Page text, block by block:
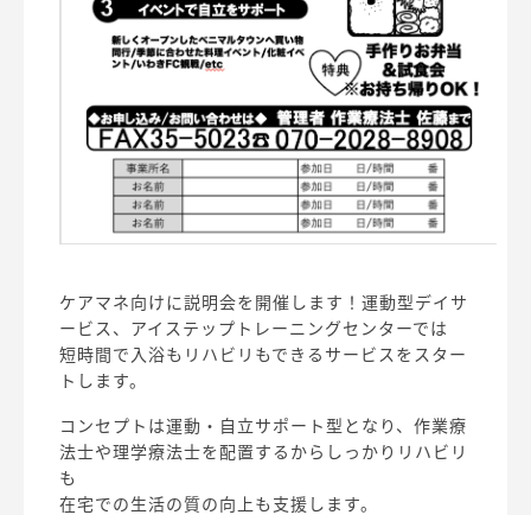
ケアマネ向けに説明会を開催します！運動型デイサ
ービス、アイステップトレーニングセンターでは
短時間で入浴もリハビリもできるサービスをスター
トします。
コンセプトは運動・自立サポート型となり、作業療
法士や理学療法士を配置するからしっかりリハビリ
も
在宅での生活の質の向上も支援します。